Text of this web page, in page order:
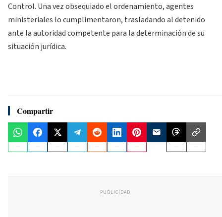
Control. Una vez obsequiado el ordenamiento, agentes
ministeriales lo cumplimentaron, trasladando al detenido
ante la autoridad competente para la determinación de su
situación jurídica.
Compartir
PUBLICIDAD